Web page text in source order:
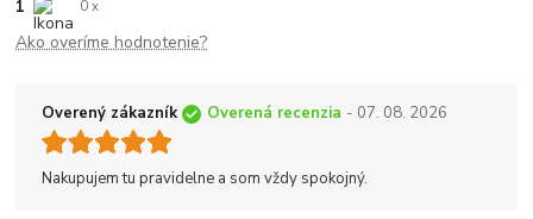
1 0 x
Ako overíme hodnotenie?
Overený zákazník Overená recenzia - 07. 08. 2026
Nakupujem tu pravidelne a som vždy spokojný.